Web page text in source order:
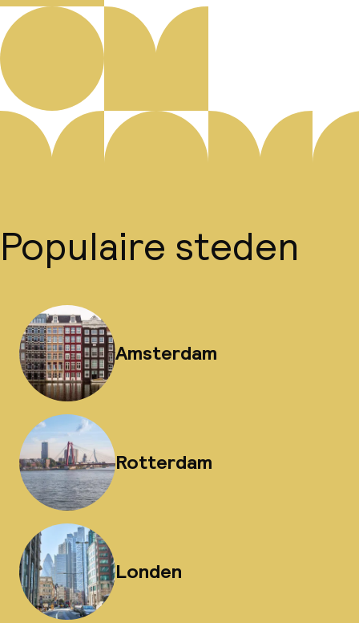
Populaire steden
Amsterdam
Rotterdam
Londen